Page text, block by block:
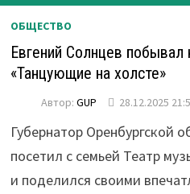
ОБЩЕСТВО
Евгений Солнцев побывал
«Танцующие на холсте»
Автор: GUP 28.12.2025
Губернатор Оренбургской
посетил с семьей Театр
и поделился своими